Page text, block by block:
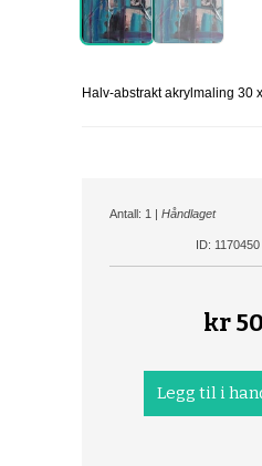
Halv-abstrakt akrylmaling 30
Antall: 1 | Håndlaget
ID:
kr